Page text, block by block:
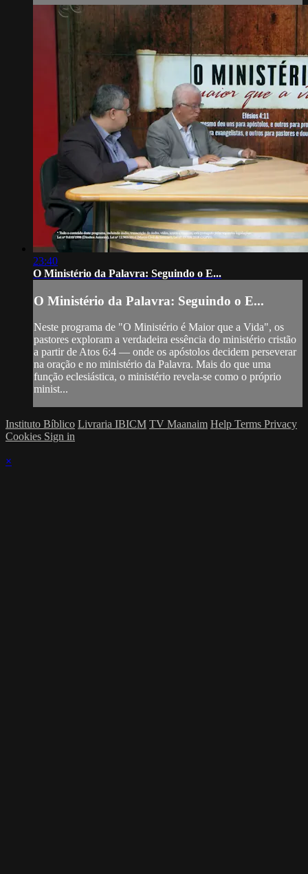
23:40
O Ministério da Palavra: Seguindo o E...
O Ministério da Palavra: Seguindo o E...
Neste programa de "O Ministério é Maior que a Vida", os
pastores exploram a verdadeira essência do ministério cristão
a partir de Atos 6:4 — onde os apóstolos decidem perseverar
na oração e no ministério da Palavra. Mais do que uma
função eclesiástica, o ministério revela-se como o próprio
minist...
Instituto Bíblico Livraria IBICM TV Maanaim Help Terms Privacy
Cookies Sign in
×